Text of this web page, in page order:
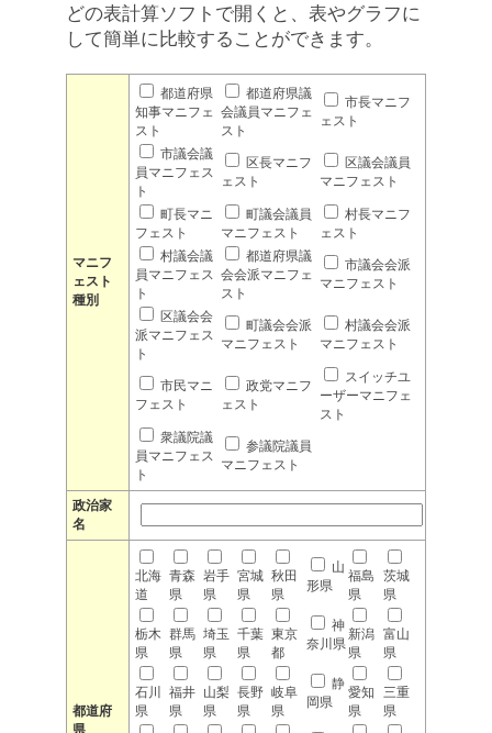
どの表計算ソフトで開くと、表やグラフに
して簡単に比較することができます。
マニフ
ェスト
種別
都道府県
知事マニフェ
スト
都道府県議
会議員マニフェ
スト
市長マニフ
ェスト
市議会議
員マニフェス
ト
区長マニフ
ェスト
区議会議員
マニフェスト
町長マニ
フェスト
町議会議員
マニフェスト
村長マニフ
ェスト
村議会議
員マニフェス
ト
都道府県議
会会派マニフェ
スト
市議会会派
マニフェスト
区議会会
派マニフェス
ト
町議会会派
マニフェスト
村議会会派
マニフェスト
市民マニ
フェスト
政党マニフ
ェスト
スイッチユ
ーザーマニフェ
スト
衆議院議
員マニフェス
ト
参議院議員
マニフェスト
政治家
名
都道府
県
北海
道
青森
県
岩手
県
宮城
県
秋田
県
山
形県
福島
県
茨城
県
栃木
県
群馬
県
埼玉
県
千葉
県
東京
都
神
奈川県
新潟
県
富山
県
石川
県
福井
県
山梨
県
長野
県
岐阜
県
静
岡県
愛知
県
三重
県